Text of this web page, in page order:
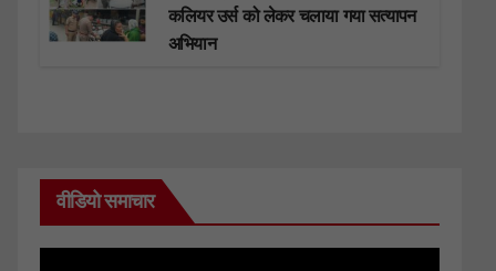
कलियर उर्स को लेकर चलाया गया सत्यापन
अभियान
वीडियो समाचार